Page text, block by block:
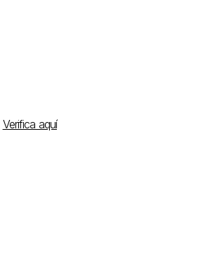
Verifica aquí